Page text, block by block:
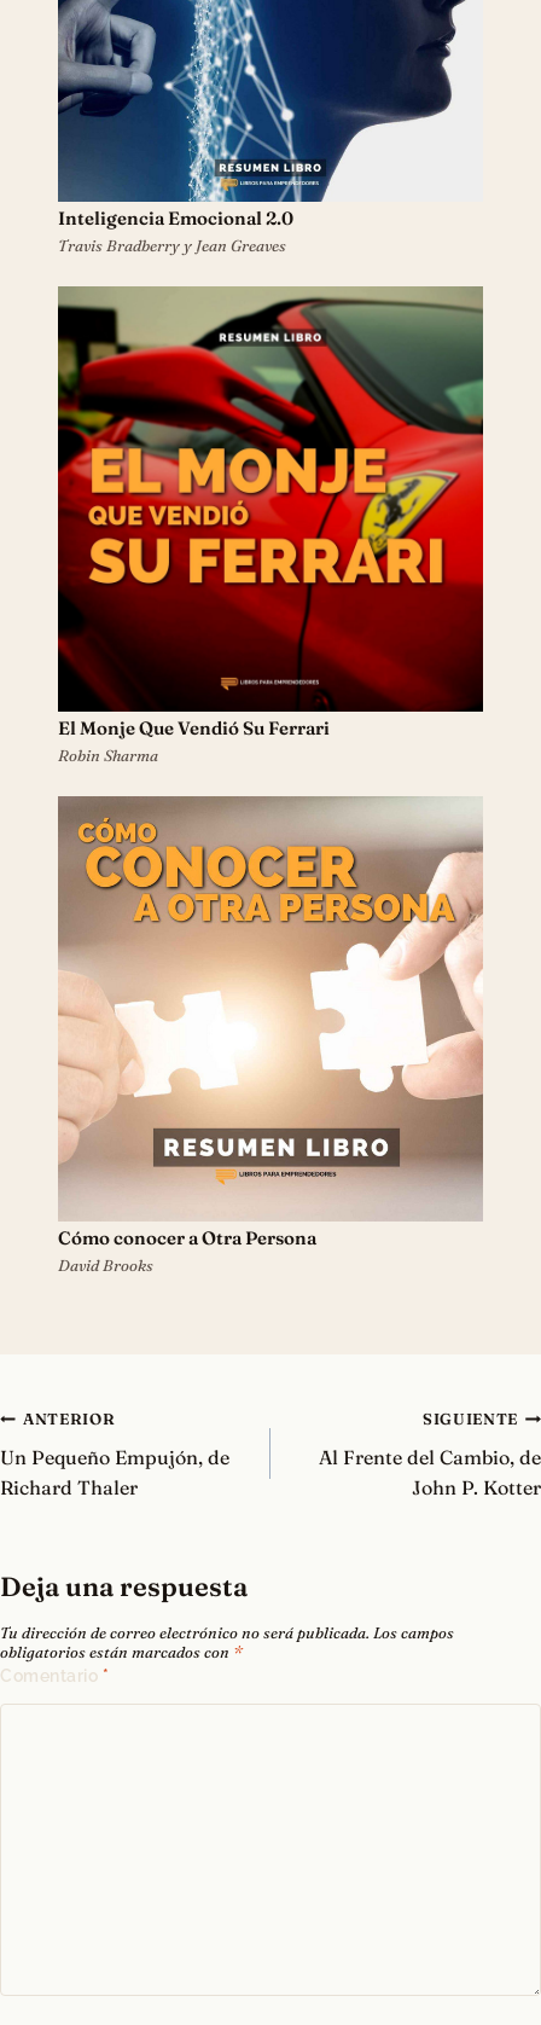
Inteligencia Emocional 2.0
Travis Bradberry y Jean Greaves
El Monje Que Vendió Su Ferrari
Robin Sharma
Cómo conocer a Otra Persona
David Brooks
Navegación
de
entradas
ANTERIOR
Un Pequeño Empujón, de
Richard Thaler
SIGUIENTE
Al Frente del Cambio, de
John P. Kotter
Deja una respuesta
Tu dirección de correo electrónico no será publicada. Los campos
obligatorios están marcados con *
Comentario *